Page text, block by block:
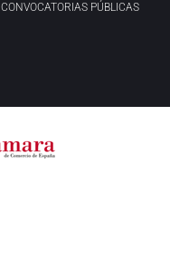
CONVOCATORIAS PÚBLICAS